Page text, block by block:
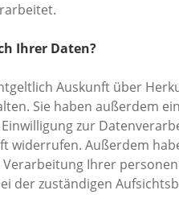
Ihrer Daten?
Auskunft über
Sie haben außerdem
zur
widerrufen. Außerdem
Ihrer
der zuständigen